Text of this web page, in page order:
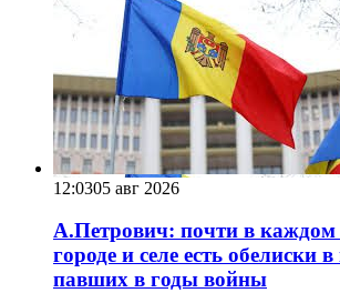
12:0305 авг 2026
А.Петрович: почти в каждом
городе и селе есть обелиски
павших в годы войны